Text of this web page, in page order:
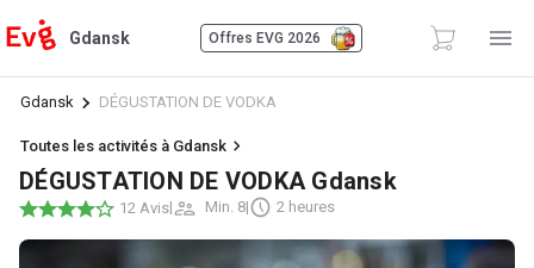
Gdansk Offres EVG 2026
Gdansk DÉGUSTATION DE VODKA
Toutes les activités à Gdansk
DÉGUSTATION DE VODKA Gdansk
12 Avis| Min. 8| 2 heures